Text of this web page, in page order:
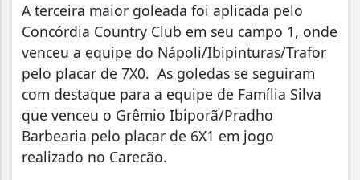
A terceira maior goleada foi aplicada pelo
Concórdia Country Club em seu campo 1, onde
venceu a equipe do Nápoli/Ibipinturas/Trafor
pelo placar de 7X0. As goledas se seguiram
com destaque para a equipe de Família Silva
que venceu o Grêmio Ibiporã/Pradho
Barbearia pelo placar de 6X1 em jogo
realizado no Carecão.